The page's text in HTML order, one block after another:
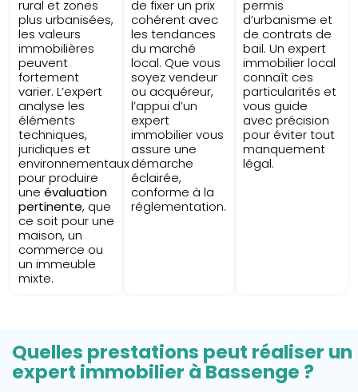
rural et zones
plus urbanisées,
les valeurs
immobilières
peuvent
fortement
varier. L’expert
analyse les
éléments
techniques,
juridiques et
environnementaux
pour produire
uneévaluation
pertinente, que
ce soit pour une
maison, un
commerce ou
un immeuble
mixte.
de fixer un prix
cohérent avec
les tendances
du marché
local. Que vous
soyez vendeur
ou acquéreur,
l’appui d’un
expert
immobilier vous
assure une
démarche
éclairée,
conforme à la
réglementation.
permis
d’urbanisme et
de contrats de
bail. Un expert
immobilier local
connaît ces
particularités et
vous guide
avec précision
pour éviter tout
manquement
légal.
Quelles prestations peut réaliser un
expert immobilier à Bassenge ?